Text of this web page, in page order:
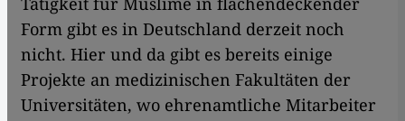
Form gibt es in Deutschland derzeit noch
nicht. Hier und da gibt es bereits einige
Projekte an medizinischen Fakultäten der
Universitäten, wo ehrenamtliche Mitarbeiter